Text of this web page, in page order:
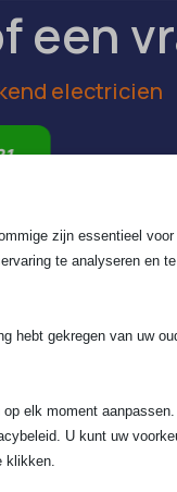
een
electricien
en snel laadpunt.
Zowel in
van
en
C poort, ideaal
zijn essentieel voor
te analyseren en te
hebt gekregen van uw
elk moment aanpassen.
U kunt uw
klikken.